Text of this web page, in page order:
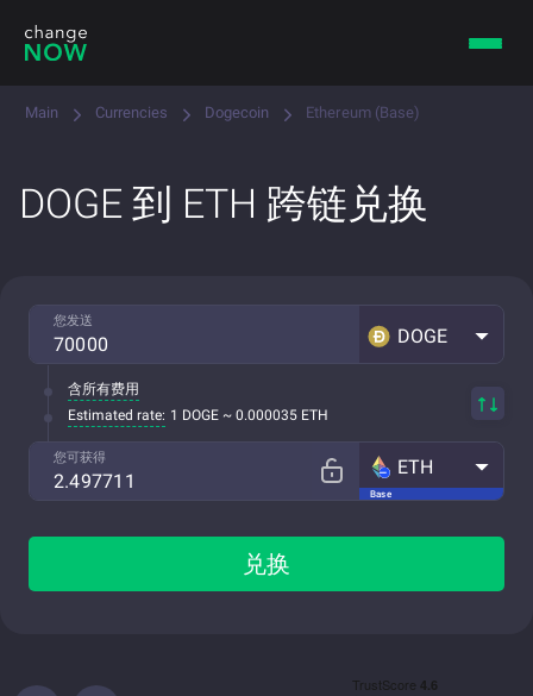
Main Currencies Dogecoin Ethereum (Base)
DOGE 到 ETH 跨链兑换
您发送
DOGE
含所有费用
Estimated rate: 1 DOGE ~ 0.000035 ETH
您可获得
Base
ETH
兑换